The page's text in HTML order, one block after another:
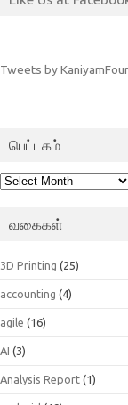
Tweets by
பெட்டகம்
பெட்டகம்
வகைகள்
3D Printing (25)
accounting (4)
agile (16)
AI (3)
Analysis Report (1)